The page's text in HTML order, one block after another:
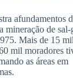
afundamentos
mineração de sal-
Mais de 15
mil moradores
as áreas em